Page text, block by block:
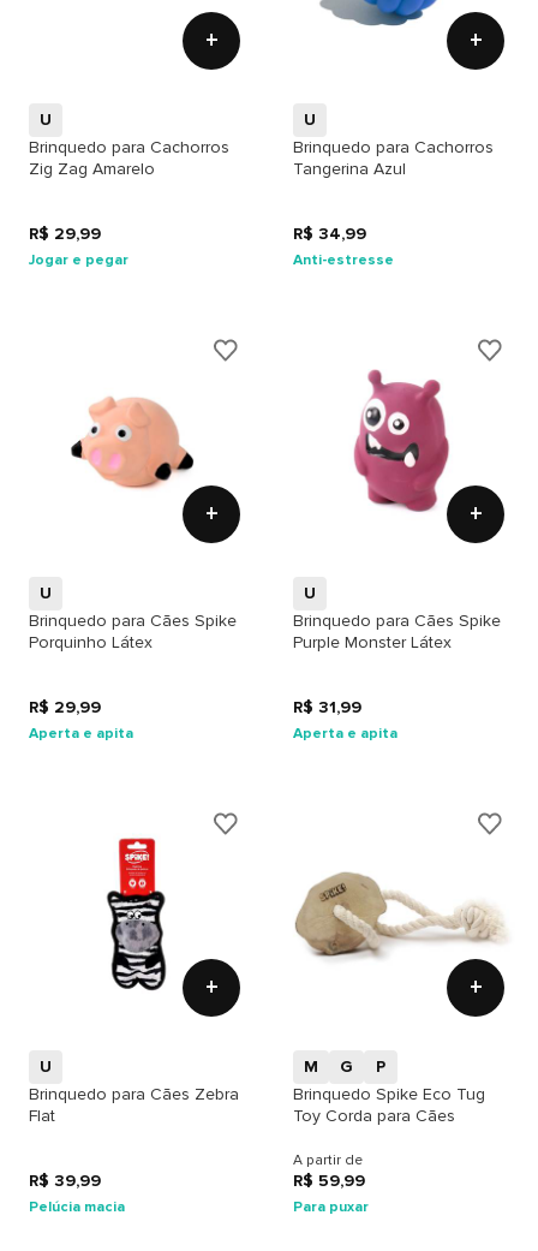
+
U
Brinquedo para Cachorros
Zig Zag Amarelo
R$ 29,99
Jogar e pegar
+
U
Brinquedo para Cachorros
Tangerina Azul
R$ 34,99
Anti-estresse
+
U
Brinquedo para Cães Spike
Porquinho Látex
R$ 29,99
Aperta e apita
+
U
Brinquedo para Cães Spike
Purple Monster Látex
R$ 31,99
Aperta e apita
+
U
Brinquedo para Cães Zebra
Flat
R$ 39,99
Pelúcia macia
+
M G
P
Brinquedo Spike Eco Tug
Toy Corda para Cães
A partir de
R$ 59,99
Para puxar